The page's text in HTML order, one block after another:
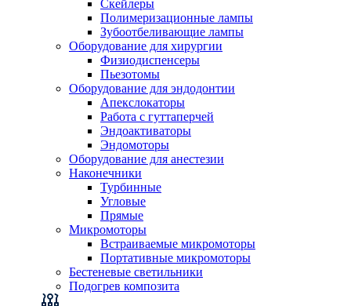
Скейлеры
Полимеризационные лампы
Зубоотбеливающие лампы
Оборудование для хирургии
Физиодиспенсеры
Пьезотомы
Оборудование для эндодонтии
Апекслокаторы
Работа с гуттаперчей
Эндоактиваторы
Эндомоторы
Оборудование для анестезии
Наконечники
Турбинные
Угловые
Прямые
Микромоторы
Встраиваемые микромоторы
Портативные микромоторы
Бестеневые светильники
Подогрев композита